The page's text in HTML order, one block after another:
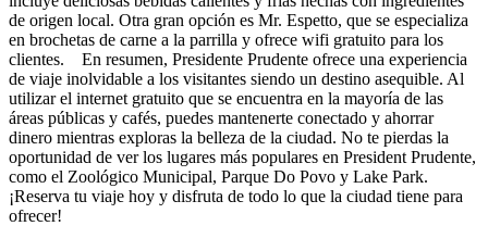
de origen local. Otra gran opción es Mr. Espetto, que se especializa
en brochetas de carne a la parrilla y ofrece wifi gratuito para los
clientes. En resumen, Presidente Prudente ofrece una experiencia
de viaje inolvidable a los visitantes siendo un destino asequible. Al
utilizar el internet gratuito que se encuentra en la mayoría de las
áreas públicas y cafés, puedes mantenerte conectado y ahorrar
dinero mientras exploras la belleza de la ciudad. No te pierdas la
oportunidad de ver los lugares más populares en President Prudente,
como el Zoológico Municipal, Parque Do Povo y Lake Park.
¡Reserva tu viaje hoy y disfruta de todo lo que la ciudad tiene para
ofrecer!